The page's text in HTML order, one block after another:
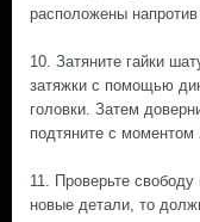
расположены напротив
10. Затяните гайки
затяжки с помощью
головки. Затем
подтяните с моментом
11. Проверьте
новые детали, то